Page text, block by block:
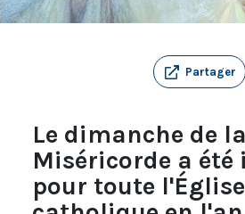
Partager
Le dimanche de
Miséricorde a
pour toute l'Église